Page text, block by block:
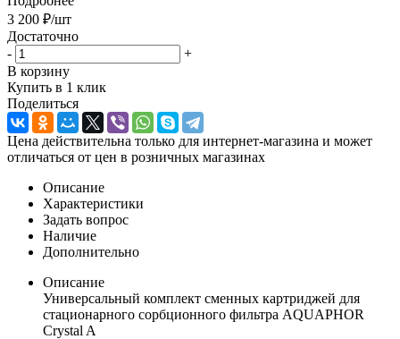
3 200 ₽/шт
Достаточно
-
+
В корзину
Купить в 1 клик
Поделиться
Цена действительна только для интернет-магазина и может
отличаться от цен в розничных магазинах
Описание
Характеристики
Задать вопрос
Наличие
Дополнительно
Описание
Универсальный комплект сменных картриджей для
стационарного сорбционного фильтра AQUAPHOR
Crystal A